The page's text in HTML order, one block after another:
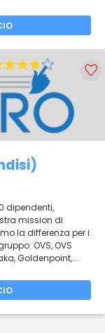
dipendenti,
mission di
la differenza per i
OVS, OVS
Goldenpoint,...